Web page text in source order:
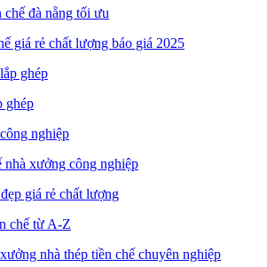
giá rẻ chất lượng báo giá 2025
ghép
xưởng công nghiệp
chế từ A-Z